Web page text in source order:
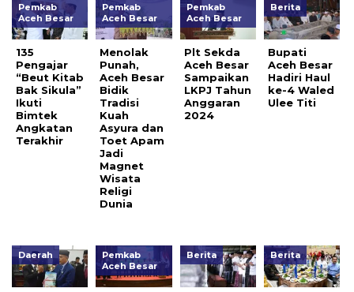
Pemkab
Aceh Besar
135
Pengajar
“Beut Kitab
Bak Sikula”
Ikuti
Bimtek
Angkatan
Terakhir
Pemkab
Aceh Besar
Menolak
Punah,
Aceh Besar
Bidik
Tradisi
Kuah
Asyura dan
Toet Apam
Jadi
Magnet
Wisata
Religi
Dunia
Pemkab
Aceh Besar
Plt Sekda
Aceh Besar
Sampaikan
LKPJ Tahun
Anggaran
2024
Berita
Bupati
Aceh Besar
Hadiri Haul
ke-4 Waled
Ulee Titi
Daerah
Pemkab
Aceh Besar
Berita Berita